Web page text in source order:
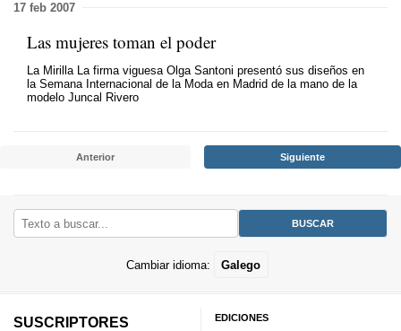
17 feb 2007
Las mujeres toman el poder
La Mirilla La firma viguesa Olga Santoni presentó sus diseños en
la Semana Internacional de la Moda en Madrid de la mano de la
modelo Juncal Rivero
Anterior Siguiente
Cambiar idioma: Galego
SUSCRIPTORES
EDICIONES